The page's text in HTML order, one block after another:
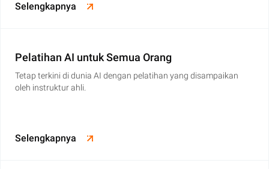
Selengkapnya
Pelatihan AI untuk Semua Orang
Tetap terkini di dunia AI dengan pelatihan yang disampaikan
oleh instruktur ahli.
Selengkapnya